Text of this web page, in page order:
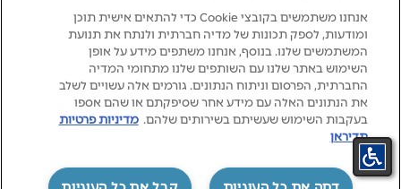
New Life. New Energy.
אנחנו משתמשים בקובצי Cookie כדי להתאים אישית תוכן
ומודעות, לספק תכונות של מדיה חברתית ולנתח את תנועת
המשתמשים שלנו. בנוסף, אנחנו משתפים מידע על אופן
השימוש באתר שלנו עם השותפים שלנו מתחומי המדיה
החברתית, הפרסום וניתוח הנתונים. גורמים אלה עשויים לשלב
את הנתונים האלה עם מידע אחר שסיפקתם או שהם אספו
בעקבות השימוש שעשיתם בשירותים שלהם. מדיניות פרטיות
תדיראן